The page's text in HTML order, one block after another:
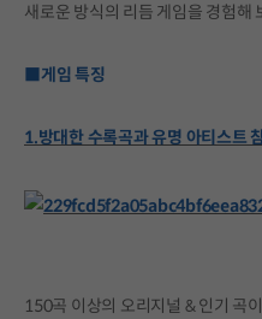
새로운 방식의 리듬 게임을 경험해
■게임 특징
1.방대한 수록곡과 유명 아티스트
150곡 이상의 오리지널 & 인기 곡